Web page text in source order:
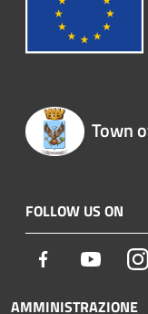
Town
FOLLOW US ON
Facebook Youtube
AMMINISTRAZIONE